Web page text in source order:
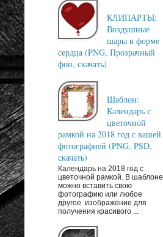
КЛИПАРТЫ:
Воздушные
шары в форме
сердца (PNG, Прозрачный
фон, скачать)
Шаблон:
Календарь с
цветочной
рамкой на 2018 год с вашей
фотографией (PNG, PSD,
скачать)
Календарь на 2018 год с
цветочной рамкой. В шаблоне
можно вставить свою
фотографию или любое
другое изображение для
получения красивого ...